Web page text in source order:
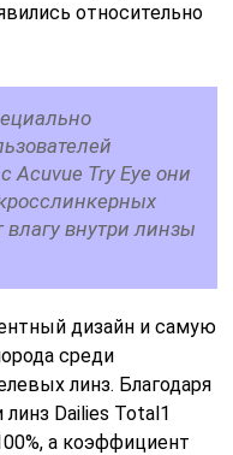
относительно
Acuvue Try Eye они
внутри линзы
дизайн и самую
среди
линз. Благодаря
Dailies Total1
а коэффициент